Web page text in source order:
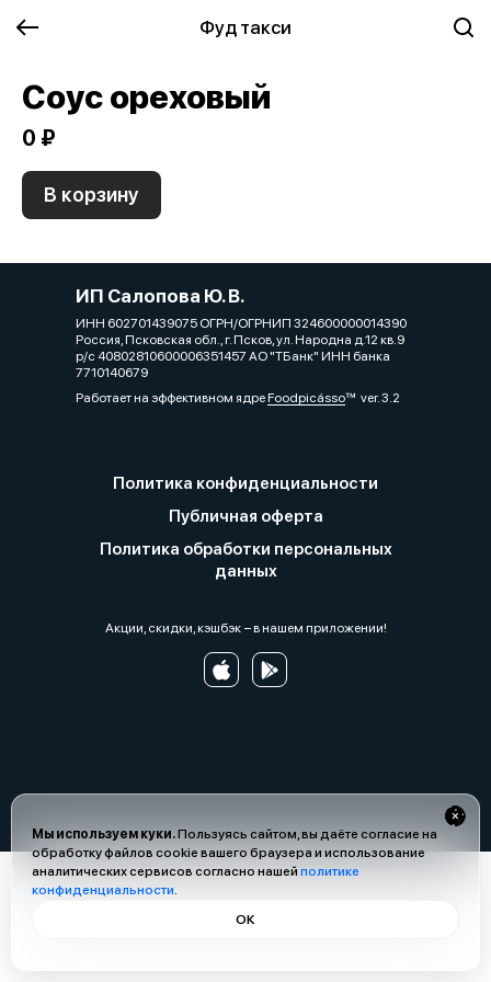
Фуд такси
Мы используем куки.Пользуясь сайтом, вы даёте согласие на
обработку файлов cookie вашего браузера и использование
аналитических сервисов согласно нашей политике
конфиденциальности.
ОК
Соус ореховый
0 ₽
В корзину
ИП Салопова Ю. В.
ИНН 602701439075 ОГРН/ОГРНИП 324600000014390
Россия, Псковская обл., г. Псков, ул. Народна д.12 кв.9
р/с 40802810600006351457 АО "ТБанк" ИНН банка
7710140679
Работает на эффективном ядреFoodpicássover. 3.2
Политика конфиденциальности
Публичная оферта
Политика обработки персональных
данных
Акции, скидки, кэшбэк − в нашем приложении!